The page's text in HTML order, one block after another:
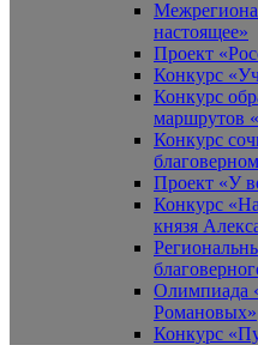
настоящее»
Проект
Конкурс
Конкурс
маршрутов
Конкурс
Проект «У
Конкурс
князя
Олимпиада
Романовых»
Конкурс